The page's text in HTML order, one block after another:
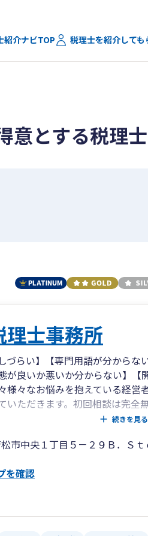
紹介ナビTOP 税理士を紹介しても
意とする税理
理士事務所
づらい】【専門用語が分から
が良いか悪いか分からない】【
様々なお悩みを抱えている経営
いただきます。初回相談は完全
続きを見る
市中央１丁目５－２９Ｂ．Ｓｔ
を確認